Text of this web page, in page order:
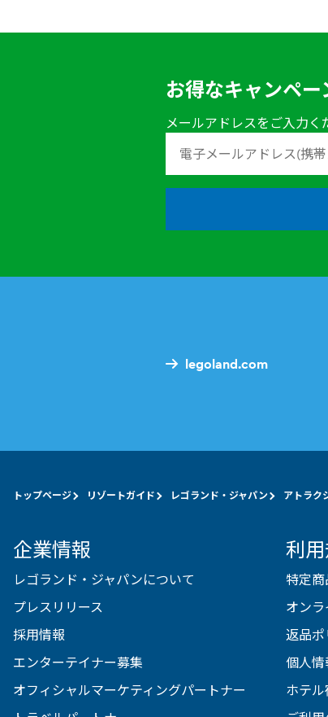
お得なキャンペ
メールアドレスをご入力く
legoland.com
トップページ リゾートガイド レゴランド・ジャパン アトラク
企業情報
レゴランド・ジャパンについて
プレスリリース
採用情報
エンターテイナー募集
オフィシャルマーケティングパートナー
利
特定
オン
返品ポ
個人
ホテ